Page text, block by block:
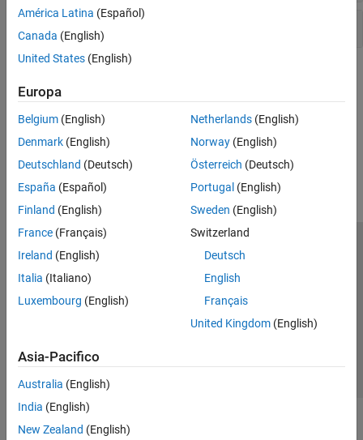
802.11ah
802.11n/ac (Wi-Fi 4 and Wi-Fi 5)
802.11a/b/g/j/p
Bit-Level Processing
AI, Positioning, and Sensing
How useful was this information?
América Latina (Español)
Canada (English)
United States (English)
Europa
Belgium (English)
Denmark (English)
Deutschland (Deutsch)
España (Español)
Finland (English)
France (Français)
Ireland (English)
Italia (Italiano)
Luxembourg (English)
Netherlands(English)
Norway(English)
Österreich (Deutsch)
Portugal (English)
Sweden (English)
Switzerland
Deutsch
English
Français
United Kingdom(English)
Asia-Pacifico
Australia (English)
India (English)
New Zealand (English)
Centro di fiducia
Informativa sulla privacy
Antipirateria
Stato dell'applicazione
Contatti
© 1994-2026 The MathWorks, Inc.